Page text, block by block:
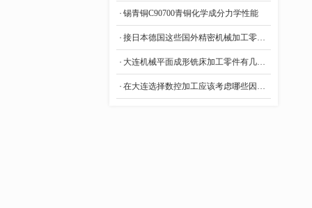
- 龙门大件加工
- 绝缘材料定制
- 加工特殊叶轮、涡杆，齿轮
锡青铜C90700青铜化学成分力学性能
接日本德国这些国外精密机械加工零件标准是什么
大连机械平面成形铣床加工零件有几种方法？
在大连选择数控加工应该考虑哪些因素？